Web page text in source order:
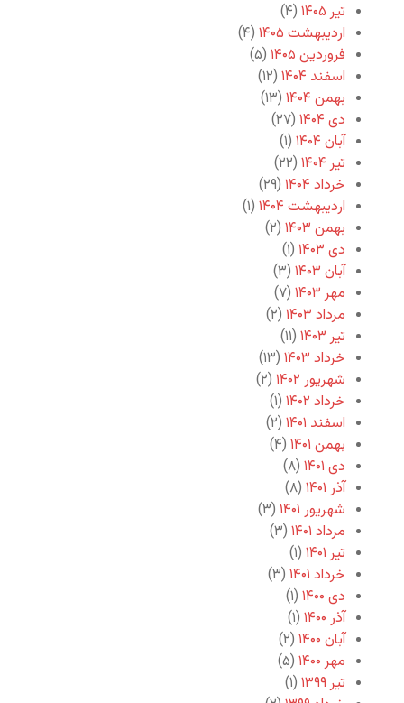
تیر ۱۴۰۵
(۴)
اردیبهشت ۱۴۰۵
(۴)
فروردین ۱۴۰۵
(۵)
اسفند ۱۴۰۴
(۱۲)
بهمن ۱۴۰۴
(۱۳)
دی ۱۴۰۴
(۲۷)
آبان ۱۴۰۴
(۱)
تیر ۱۴۰۴
(۲۲)
خرداد ۱۴۰۴
(۲۹)
اردیبهشت ۱۴۰۴
(۱)
بهمن ۱۴۰۳
(۲)
دی ۱۴۰۳
(۱)
آبان ۱۴۰۳
(۳)
مهر ۱۴۰۳
(۷)
مرداد ۱۴۰۳
(۲)
تیر ۱۴۰۳
(۱۱)
خرداد ۱۴۰۳
(۱۳)
شهریور ۱۴۰۲
(۲)
خرداد ۱۴۰۲
(۱)
اسفند ۱۴۰۱
(۲)
بهمن ۱۴۰۱
(۴)
دی ۱۴۰۱
(۸)
آذر ۱۴۰۱
(۸)
شهریور ۱۴۰۱
(۳)
مرداد ۱۴۰۱
(۳)
تیر ۱۴۰۱
(۱)
خرداد ۱۴۰۱
(۳)
دی ۱۴۰۰
(۱)
آذر ۱۴۰۰
(۱)
آبان ۱۴۰۰
(۲)
مهر ۱۴۰۰
(۵)
تیر ۱۳۹۹
(۱)